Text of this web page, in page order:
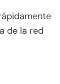
de la red